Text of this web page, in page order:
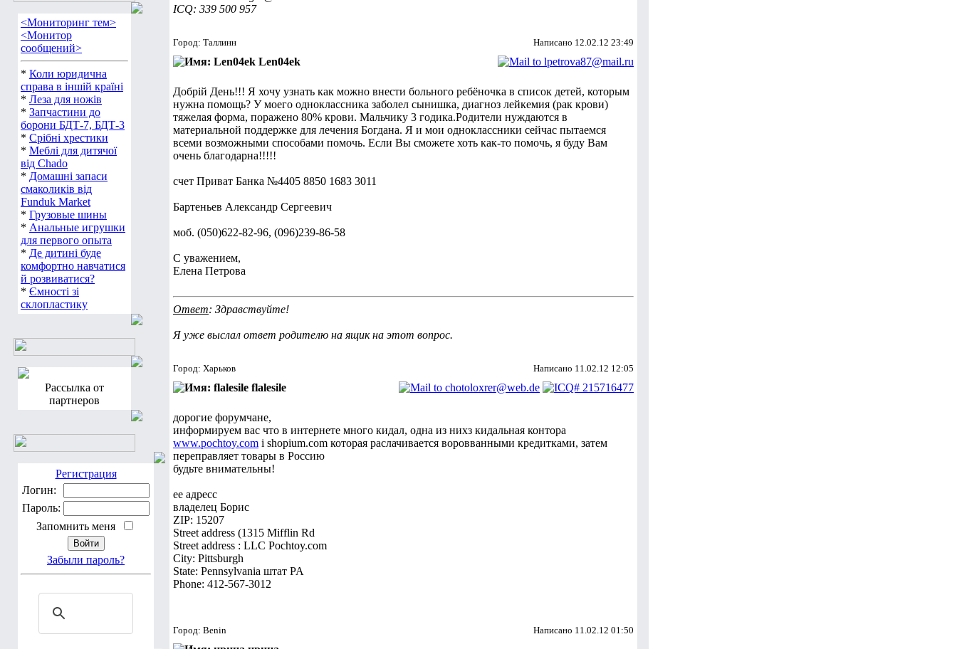
<Мониторинг тем>
<Монитор
сообщений>
* Коли юридична
справа в іншій країні
* Леза для ножів
* Запчастини до
борони БДТ-7, БДТ-3
* Срібні хрестики
* Меблі для дитячої
від Chado
* Домашні запаси
смаколиків від
Funduk Market
* Грузовые шины
* Анальные игрушки
для первого опыта
* Де дитині буде
комфортно навчатися
й розвиватися?
* Ємності зі
склопластику
Рассылка от
партнеров
Регистрация
Логин:
Пароль:
Запомнить меня
Забыли пароль?
ICQ: 339 500 957
Город: Таллинн Написано 12.02.12 23:49
Len04ek
Добрій День!!! Я хочу узнать как можно внести больного ребёночка в список детей, которым
нужна помощь? У моего одноклассника заболел сынишка, диагноз лейкемия (рак крови)
тяжелая форма, поражено 80% крови. Мальчику 3 годика.Родители нуждаются в
материальной поддержке для лечения Богдана. Я и мои одноклассники сейчас пытаемся
всеми возможными способами помочь. Если Вы сможете хоть как-то помочь, я буду Вам
очень благодарна!!!!!
счет Приват Банка №4405 8850 1683 3011
Бартеньев Александр Сергеевич
моб. (050)622-82-96, (096)239-86-58
С уважением,
Елена Петрова
Ответ: Здравствуйте!
Я уже выслал ответ родителю на ящик на этот вопрос.
Город: Харьков Написано 11.02.12 12:05
flalesile
дорогие форумчане,
информируем вас что в интернете много кидал, одна из нихз кидальная контора
www.pochtoy.com i shopium.com которая раслачивается воровванными кредитками, затем
переправляет товары в Россию
будьте внимательны!
ее адресс
владелец Борис
ZIP: 15207
Street address (1315 Mifflin Rd
Street address : LLC Pochtoy.com
City: Pittsburgh
State: Pennsylvania штат PA
Phone: 412-567-3012
Город: Benin Написано 11.02.12 01:50